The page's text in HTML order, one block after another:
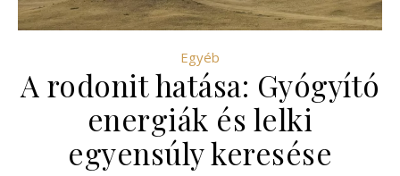
Egyéb
A rodonit hatása: Gyógyító
energiák és lelki
egyensúly keresése